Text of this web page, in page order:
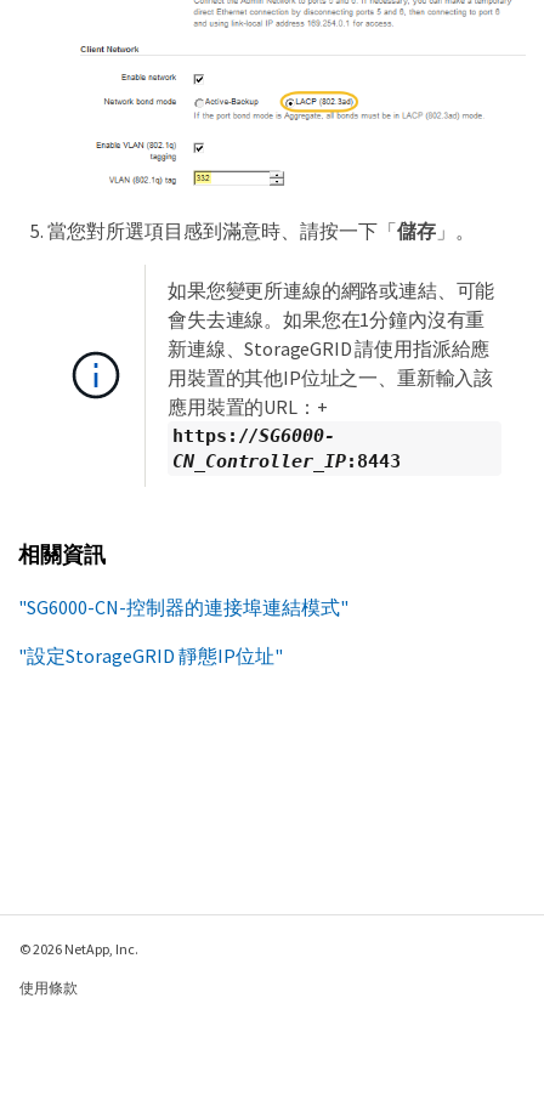
當您對所選項目感到滿意時、請按一下「儲存」。
如果您變更所連線的網路或連結、可能
會失去連線。如果您在1分鐘內沒有重
新連線、StorageGRID 請使用指派給應
用裝置的其他IP位址之一、重新輸入該
應用裝置的URL：+
https://SG6000-
CN_Controller_IP:8443
相關資訊
"SG6000-CN-控制器的連接埠連結模式"
"設定StorageGRID 靜態IP位址"
© 2026 NetApp, Inc.
使用條款